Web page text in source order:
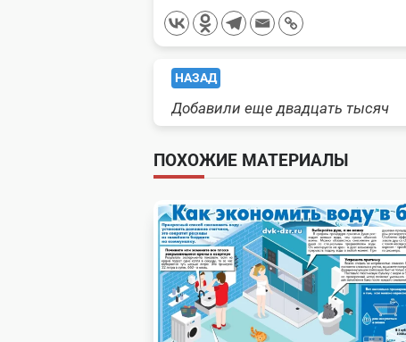
<span
class="nav-
subtitle
screen-
reader-
text">Page</span>
НАЗАД
Добавили еще двадцать тысяч
ПОХОЖИЕ МАТЕРИАЛЫ